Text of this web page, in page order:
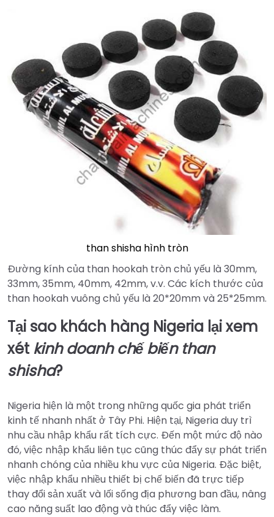
than shisha hình tròn
Đường kính của than hookah tròn chủ yếu là 30mm,
33mm, 35mm, 40mm, 42mm, v.v. Các kích thước của
than hookah vuông chủ yếu là 20*20mmvà 25*25mm.
Tại sao khách hàng Nigeria lại xem
xét kinh doanh chế biến than
shisha?
Nigeria hiện là một trong những quốc gia phát triển
kinh tế nhanh nhất ở Tây Phi. Hiện tại, Nigeria duy trì
nhu cầu nhập khẩu rất tích cực. Đến một mức độ nào
đó, việc nhập khẩu liên tục cũng thúc đẩy sự phát triển
nhanh chóng của nhiều khu vực của Nigeria. Đặc biệt,
việc nhập khẩu nhiều thiết bị chế biến đã trực tiếp
thay đổi sản xuất và lối sống địa phương ban đầu, nâng
cao năng suất lao động và thúc đẩy việc làm.